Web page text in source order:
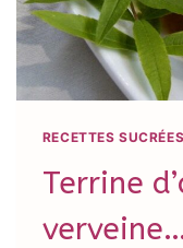
RECETTES SUCRÉES
Terrine